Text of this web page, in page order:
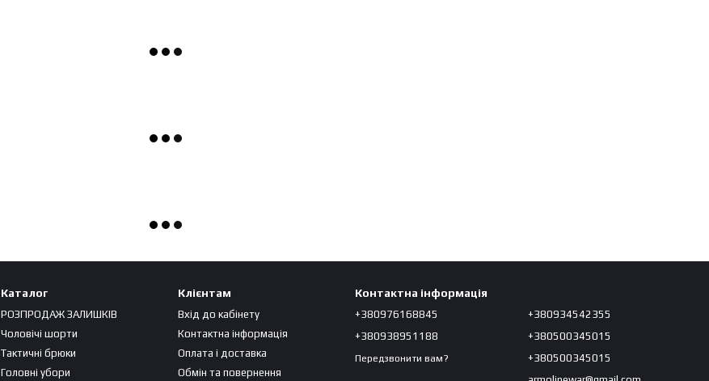
Каталог
РОЗПРОДАЖ ЗАЛИШКІВ
Чоловічі шорти
Тактичні брюки
Головні убори
Клієнтам
Вхід до кабінету
Контактна інформація
Оплата і доставка
Обмін та повернення
Контактна інформація
+380976168845
+380938951188
Передзвонити вам?
+380934542355
+380500345015
+380500345015